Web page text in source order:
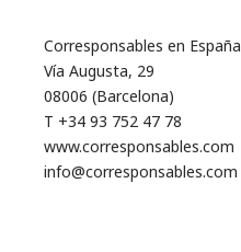
Corresponsables en España
Vía Augusta, 29
08006 (Barcelona)
T +34 93 752 47 78
www.corresponsables.com
info@corresponsables.com